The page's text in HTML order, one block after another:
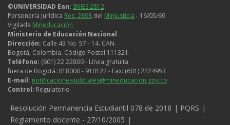
personales
©UNIVERSIDAD Ean: SNIES 2812
Personería Jurídica Res. 2898 del Minjusticia - 16/05/69
Vigilada Mineducación
Ministerio de Educación Nacional
Dirección: Calle 43 No. 57 - 14. CAN.
Bogotá, Colombia. Código Postal 111321.
Teléfono: (601) 22 22800 - Línea gratuita
fuera de Bogotá: 018000 - 910122 - Fax: (601) 2224953
E-mail: notificacionesjudiciales@mineducacion.gov.co
Control: Regulatorio
Legales
Resolución Permanencia Estudiantil 078 de 2018
PQRS
Reglamento docente - 27/10/2005